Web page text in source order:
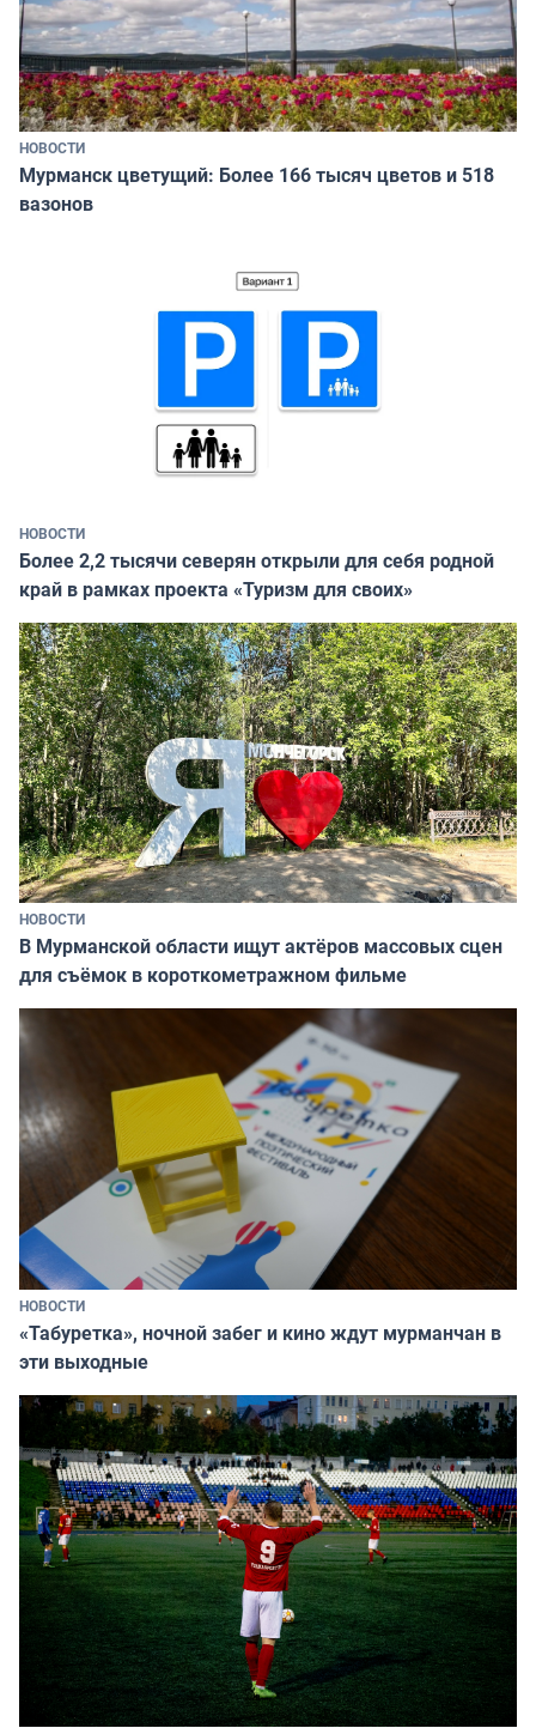
НОВОСТИ
Мурманск цветущий: Более 166 тысяч цветов и 518
вазонов
НОВОСТИ
Более 2,2 тысячи северян открыли для себя родной
край в рамках проекта «Туризм для своих»
НОВОСТИ
В Мурманской области ищут актёров массовых сцен
для съёмок в короткометражном фильме
НОВОСТИ
«Табуретка», ночной забег и кино ждут мурманчан в
эти выходные